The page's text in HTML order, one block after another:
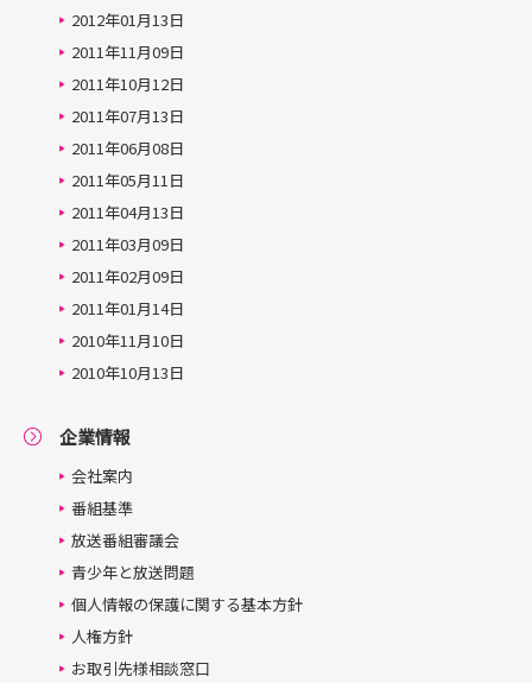
2012年01月13日
2011年11月09日
2011年10月12日
2011年07月13日
2011年06月08日
2011年05月11日
2011年04月13日
2011年03月09日
2011年02月09日
2011年01月14日
2010年11月10日
2010年10月13日
企業情報
会社案内
番組基準
放送番組審議会
青少年と放送問題
個人情報の保護に関する基本方針
人権方針
お取引先様相談窓口